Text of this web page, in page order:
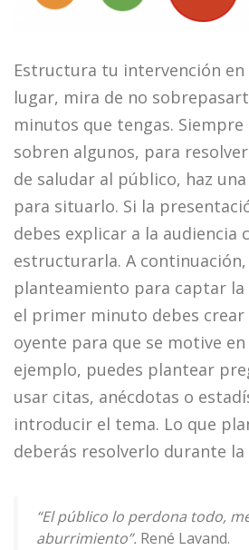
Estructura tu intervención
lugar, mira de no
minutos que tengas.
sobren algunos, para
de saludar al público, haz
para situarlo. Si la
debes explicar a la audiencia
estructurarla. A continuación,
planteamiento para captar
el primer minuto debes crear
oyente para que se motive
ejemplo, puedes plantear
usar citas, anécdotas o
introducir el tema. Lo que
deberás resolverlo durante
“El público lo perdona todo,
aburrimiento”. René Lavand.